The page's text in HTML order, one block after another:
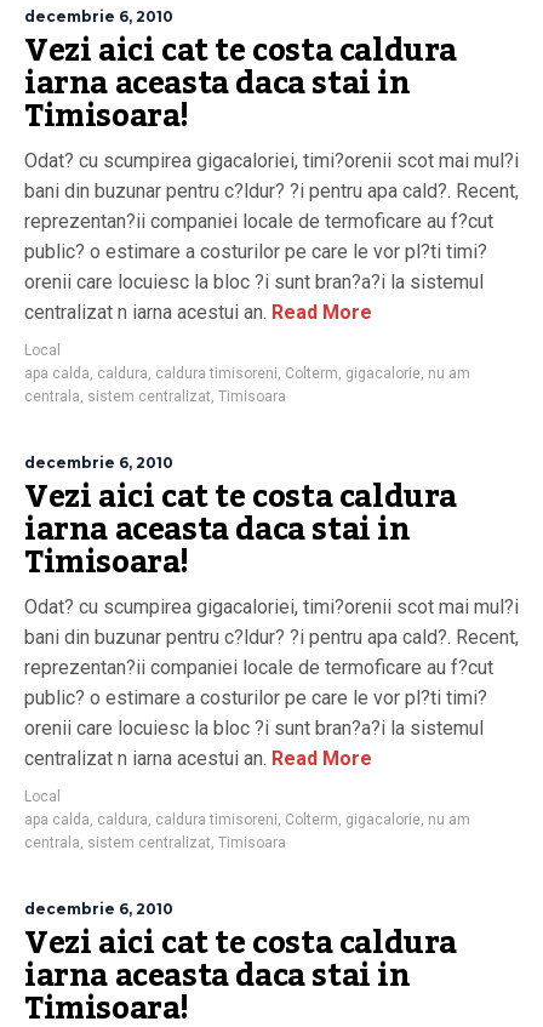
decembrie 6, 2010
Vezi aici cat te costa caldura
iarna aceasta daca stai in
Timisoara!
Odat? cu scumpirea gigacaloriei, timi?orenii scot mai mul?i
bani din buzunar pentru c?ldur? ?i pentru apa cald?. Recent,
reprezentan?ii companiei locale de termoficare au f?cut
public? o estimare a costurilor pe care le vor pl?ti timi?
orenii care locuiesc la bloc ?i sunt bran?a?i la sistemul
centralizat n iarna acestui an. Read More
Local
apa calda, caldura, caldura timisoreni, Colterm, gigacalorie, nu am
centrala, sistem centralizat, Timisoara
decembrie 6, 2010
Vezi aici cat te costa caldura
iarna aceasta daca stai in
Timisoara!
Odat? cu scumpirea gigacaloriei, timi?orenii scot mai mul?i
bani din buzunar pentru c?ldur? ?i pentru apa cald?. Recent,
reprezentan?ii companiei locale de termoficare au f?cut
public? o estimare a costurilor pe care le vor pl?ti timi?
orenii care locuiesc la bloc ?i sunt bran?a?i la sistemul
centralizat n iarna acestui an. Read More
Local
apa calda, caldura, caldura timisoreni, Colterm, gigacalorie, nu am
centrala, sistem centralizat, Timisoara
decembrie 6, 2010
Vezi aici cat te costa caldura
iarna aceasta daca stai in
Timisoara!